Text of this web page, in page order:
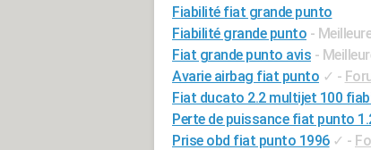
Fiabilité fiat grande punto
Fiabilité grande punto -
Fiat grande punto avis -
Avarie airbag fiat punto ✓ -
Fiat ducato 2.2 multijet 100
Perte de puissance fiat punto
Prise obd fiat punto 1996 ✓ -